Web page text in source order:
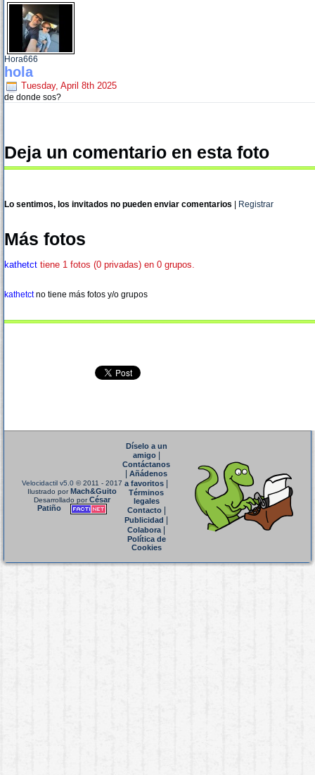
Hora666
hola
Tuesday, April 8th 2025
de donde sos?
Deja un comentario en esta foto
Lo sentimos, los invitados no pueden enviar comentarios Registrar
Más fotos
kathetct tiene 1 fotos (0 privadas) en 0 grupos.
kathetctno tiene más fotos y/o grupos
Velocidactil v5.0 © 2011 - 2017
Ilustrado porMach&Guito
Desarrollado porCésar
Patiño
Díselo a un
amigo|
Contáctanos
Añádenos
a favoritos
Términos
legales
Contacto|
Publicidad
Colabora|
Política de
Cookies